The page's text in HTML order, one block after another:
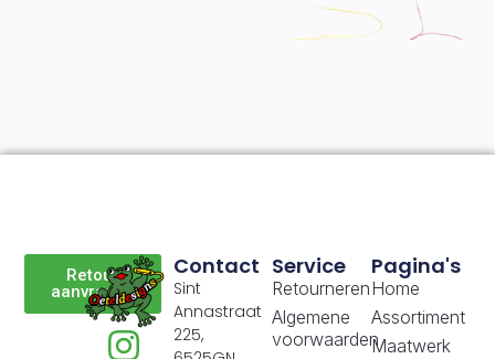
Retour
aanvragen
Pagina's
Home
Assortiment
Maatwerk
Service
Retourneren
Algemene
voorwaarden
Contact
Sint
Annastraat
225,